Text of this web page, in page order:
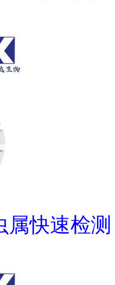
属快速检测